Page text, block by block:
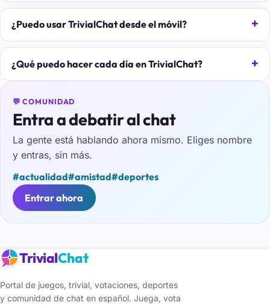
¿Puedo usar TrivialChat desde el móvil?
¿Qué puedo hacer cada día en TrivialChat?
💬 COMUNIDAD
Entra a debatir al chat
La gente está hablando ahora mismo. Eliges nombre
y entras, sin más.
#actualidad#amistad#deportes
Entrar ahora
TrivialChat
Portal de juegos, trivial, votaciones, deportes
y comunidad de chat en español. Juega, vota